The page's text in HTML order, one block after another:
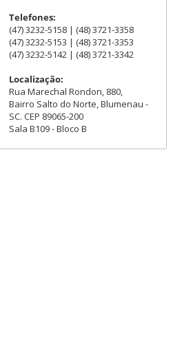
Telefones:
(47) 3232-5158 | (48) 3721-3358
(47) 3232-5153 | (48) 3721-3353
(47) 3232-5142 | (48) 3721-3342
Localização:
Rua Marechal Rondon, 880,
Bairro Salto do Norte, Blumenau -
SC. CEP 89065-200
Sala B109 - Bloco B